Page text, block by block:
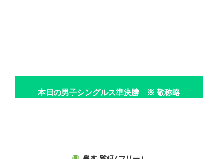
本日の男子シングルス準決勝 ※ 敬称略